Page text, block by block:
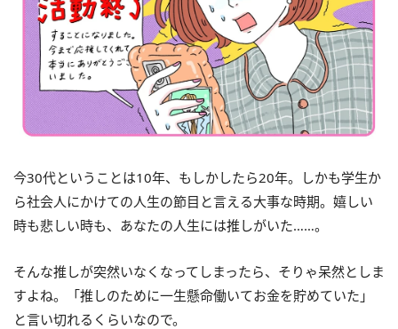
今30代ということは10年、もしかしたら20年。しかも学生か
ら社会人にかけての人生の節目と言える大事な時期。嬉しい
時も悲しい時も、あなたの人生には推しがいた……。
そんな推しが突然いなくなってしまったら、そりゃ呆然としま
すよね。「推しのために一生懸命働いてお金を貯めていた」
と言い切れるくらいなので。